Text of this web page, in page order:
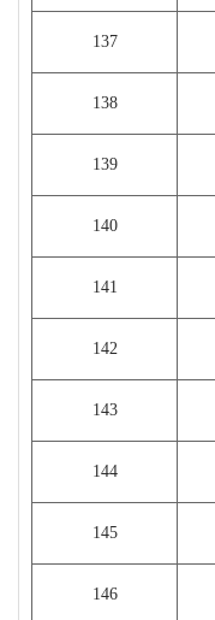
137
138
139
140
141
142
143
144
145
146